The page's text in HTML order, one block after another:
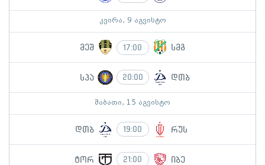
კვირა, 9 აგვისტო
მეშ 17:00 სმგ
სპა 20:00 დთბ
შაბათი, 15 აგვისტო
დთბ 19:00 რუს
ტორ 21:00 იბე